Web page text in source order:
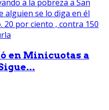
en Minicuotas a